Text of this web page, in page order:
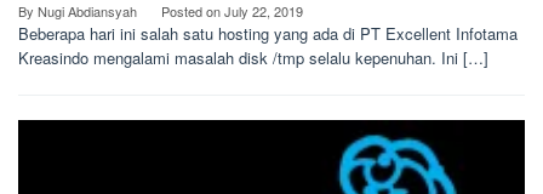
By Nugi Abdiansyah Posted onJuly 22, 2019
Beberapa hari ini salah satu hosting yang ada di PT Excellent Infotama
Kreasindo mengalami masalah disk /tmp selalu kepenuhan. Ini […]